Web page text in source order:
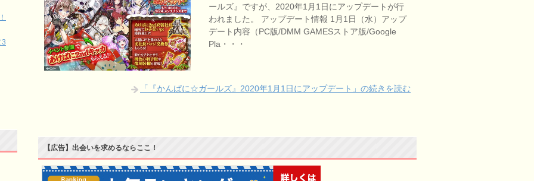
ールズ』ですが、2020年1月1日にアップデートが行
われました。 アップデート情報 1月1日（水）アップ
デート内容（PC版/DMM GAMESストア版/Google
Pla・・・
「『かんぱに☆ガールズ』2020年1月1日にアップデート」の続きを読む
【広告】出会いを求めるならここ！
3